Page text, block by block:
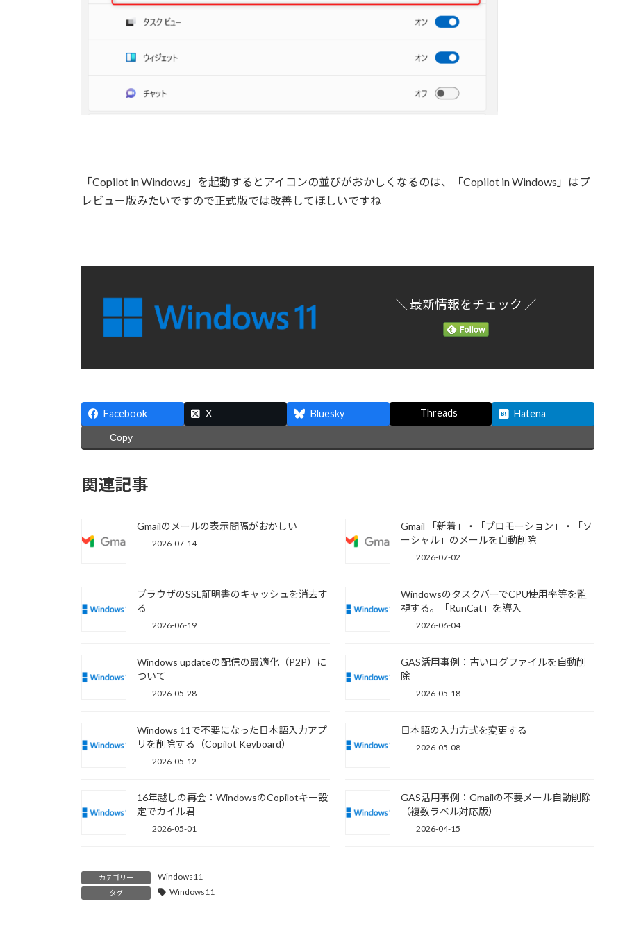
「Copilot in Windows」を起動するとアイコンの並びがおかしくなるのは、「Copilot in Windows」はプ
レビュー版みたいですので正式版では改善してほしいですね
＼ 最新情報をチェック ／
Facebook X Bluesky Threads Hatena
Copy
関連記事
Gmailのメールの表示間隔がおかしい
2026-07-14
Gmail 「新着」・「プロモーション」・「ソ
ーシャル」のメールを自動削除
2026-07-02
ブラウザのSSL証明書のキャッシュを消去す
る
2026-06-19
WindowsのタスクバーでCPU使用率等を監
視する。「RunCat」を導入
2026-06-04
Windows updateの配信の最適化（P2P）に
ついて
2026-05-28
GAS活用事例：古いログファイルを自動削
除
2026-05-18
Windows 11で不要になった日本語入力アプ
リを削除する（Copilot Keyboard）
2026-05-12
日本語の入力方式を変更する
2026-05-08
16年越しの再会：WindowsのCopilotキー設
定でカイル君
2026-05-01
GAS活用事例：Gmailの不要メール自動削除
（複数ラベル対応版）
2026-04-15
カテゴリー Windows11
タグ Windows11